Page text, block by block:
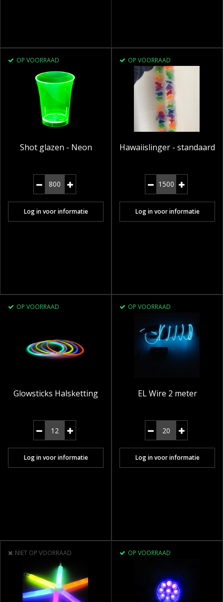
OP VOORRAAD
Shot glazen - Neon
Log in voor informatie
OP VOORRAAD
Hawaiislinger - standaard
Log in voor informatie
OP VOORRAAD
Glowsticks Halsketting
Log in voor informatie
OP VOORRAAD
EL Wire 2 meter
Log in voor informatie
NIET OP VOORRAAD OP VOORRAAD